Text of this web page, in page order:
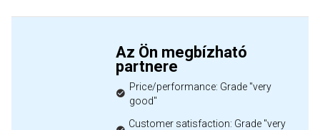
Az Ön megbízható
partnere
Price/performance: Grade "very
good"
Customer satisfaction: Grade "very